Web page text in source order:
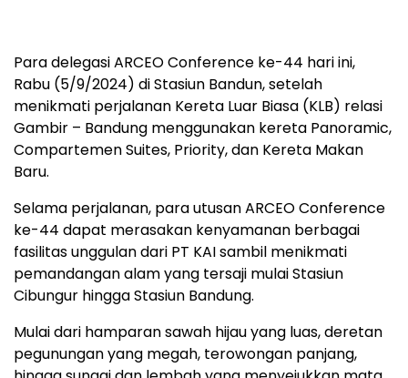
Para delegasi ARCEO Conference ke-44 hari ini,
Rabu (5/9/2024) di Stasiun Bandun, setelah
menikmati perjalanan Kereta Luar Biasa (KLB) relasi
Gambir – Bandung menggunakan kereta Panoramic,
Compartemen Suites, Priority, dan Kereta Makan
Baru.
Selama perjalanan, para utusan ARCEO Conference
ke-44 dapat merasakan kenyamanan berbagai
fasilitas unggulan dari PT KAI sambil menikmati
pemandangan alam yang tersaji mulai Stasiun
Cibungur hingga Stasiun Bandung.
Mulai dari hamparan sawah hijau yang luas, deretan
pegunungan yang megah, terowongan panjang,